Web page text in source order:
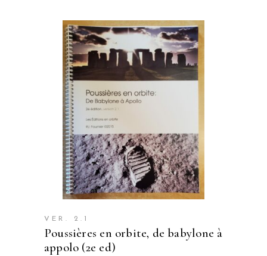
VER. 2.1
poussières en orbite, de babylone à
appolo (2e ed)